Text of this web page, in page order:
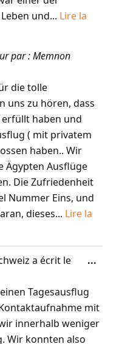
und... Lire la
par : Memnon
die tolle
uns zu hören, dass
haben und
( mit privatem
haben.. Wir
Ägypten Ausflüge
Die Zufriedenheit
Nummer Eins, und
dieses... Lire la
a écrit le
Tagesausflug
mit
innerhalb weniger
Wir konnten also
...